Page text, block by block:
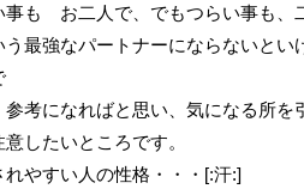
事も お二人で、でもつらい事も、
う最強なパートナーにならないとい
参考になればと思い、気になる所を
意したいところです。
れやすい人の性格・・・[:汗:]